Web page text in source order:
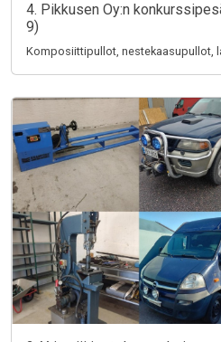
4. Pikkusen Oy:n
9)
Komposiittipullot, nestekaasupullot,